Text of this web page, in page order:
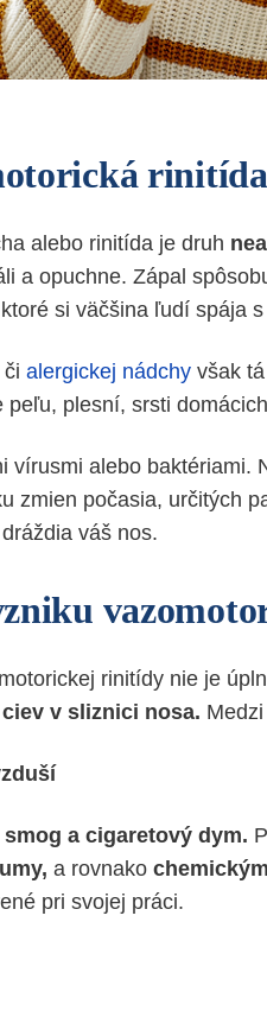
alebo rinitída je druh
a opuchne. Zápal
ktoré si väčšina ľudí spája
alergickej nádchy však
peľu, plesní, srsti
vírusmi alebo
zmien počasia, určitých
váš nos.
rinitídy nie je
v sliznici nosa.
smog a cigaretový dym.
a rovnako
pri svojej práci.